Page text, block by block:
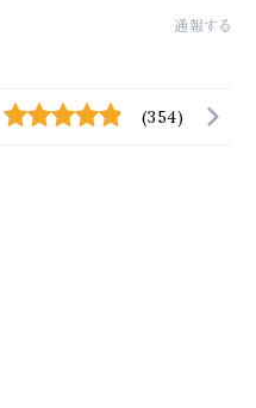
通報する
(354)